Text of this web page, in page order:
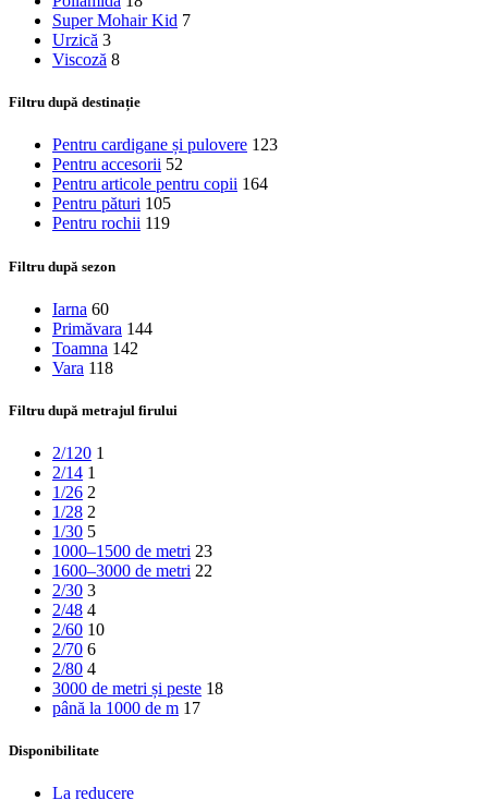
Super Mohair Kid 7
Urzică 3
Viscoză 8
Filtru după destinație
Pentru cardigane și pulovere 123
Pentru accesorii 52
Pentru articole pentru copii 164
Pentru pături 105
Pentru rochii 119
Filtru după sezon
Iarna 60
Primăvara 144
Toamna 142
Vara 118
Filtru după metrajul firului
2/120 1
2/14 1
1/26 2
1/28 2
1/30 5
1000–1500 de metri 23
1600–3000 de metri 22
2/30 3
2/48 4
2/60 10
2/70 6
2/80 4
3000 de metri și peste 18
până la 1000 de m 17
Disponibilitate
La reducere